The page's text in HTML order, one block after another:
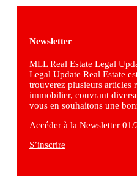
Newsletter
MLL Real Estate Legal
Legal Update Real Estate
trouverez plusieurs articles
immobilier, couvrant
vous en souhaitons une
Accéder à la Newsletter 01/
S’inscrire